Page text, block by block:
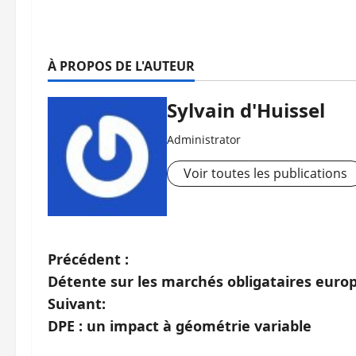
À PROPOS DE L'AUTEUR
Sylvain d'Huissel
Administrator
Voir toutes les publications
N
a
v
Précédent :
Détente sur les marchés obligataires
Suivant:
DPE : un impact à géométrie variable